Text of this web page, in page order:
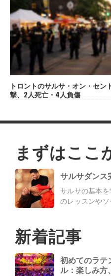
トロントのサルサ・オン・セ
撃、2人死亡・4人負傷
まずはここ
サルサダンス
サルサの基本
のレッスンやソ
新着記事
初めてのラテ
ル：楽しみ方